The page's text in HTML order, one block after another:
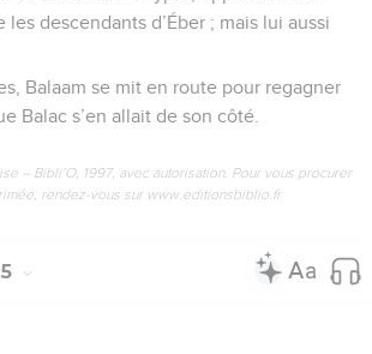
les descendants d’Éber ; mais lui aussi
Balaam se mit en route pour regagner
Balac s’en allait de son côté.
– Bibli’O, 1997, avec autorisation. Pour vous procurer
rendez-vous sur www.editionsbiblio.fr